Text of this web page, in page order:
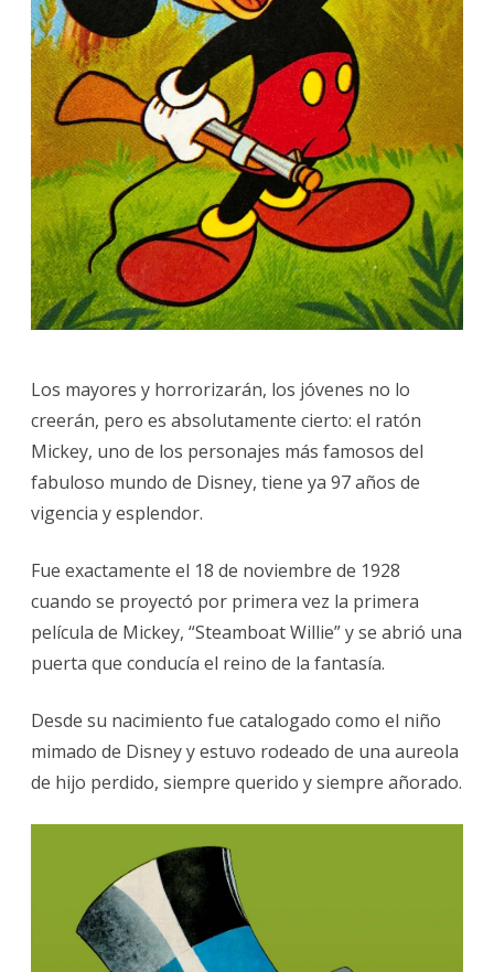
Los mayores y horrorizarán, los jóvenes no lo
creerán, pero es absolutamente cierto: el ratón
Mickey, uno de los personajes más famosos del
fabuloso mundo de Disney, tiene ya 97 años de
vigencia y esplendor.
Fue exactamente el 18 de noviembre de 1928
cuando se proyectó por primera vez la primera
película de Mickey, “Steamboat Willie” y se abrió una
puerta que conducía el reino de la fantasía.
Desde su nacimiento fue catalogado como el niño
mimado de Disney y estuvo rodeado de una aureola
de hijo perdido, siempre querido y siempre añorado.